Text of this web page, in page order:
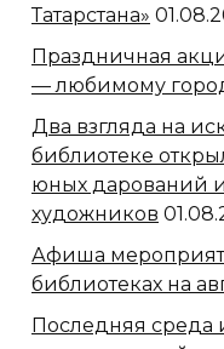
Татарстана»
Праздничная
— любимому
Два взгляда на
библиотеке
юных дарований
художников
Афиша
библиотеках на
Последняя среда